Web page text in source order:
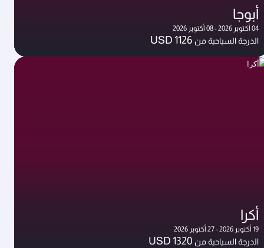
أبوجا
04 أكتوبر 2026 - 08 أكتوبر 2026
الدرجة السياحية من USD 1126
أكرا
19 أكتوبر 2026 - 27 أكتوبر 2026
الدرجة السياحية من USD 1320